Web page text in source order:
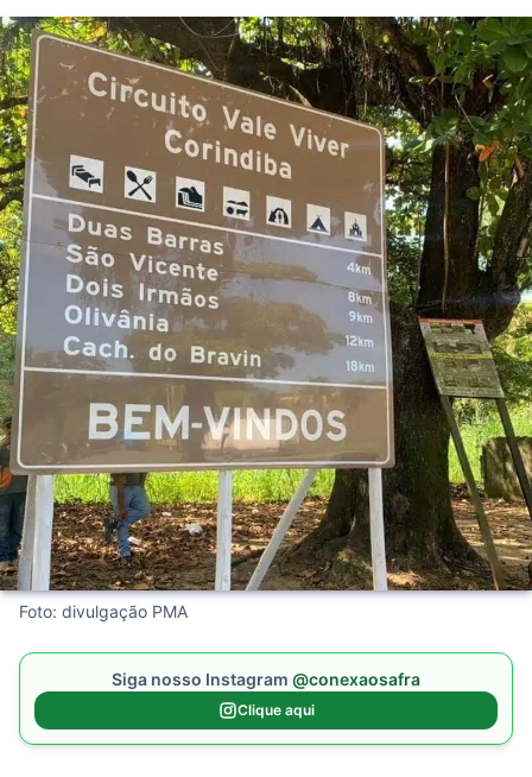
Foto: divulgação PMA
Siga nosso Instagram @conexaosafra
Clique aqui